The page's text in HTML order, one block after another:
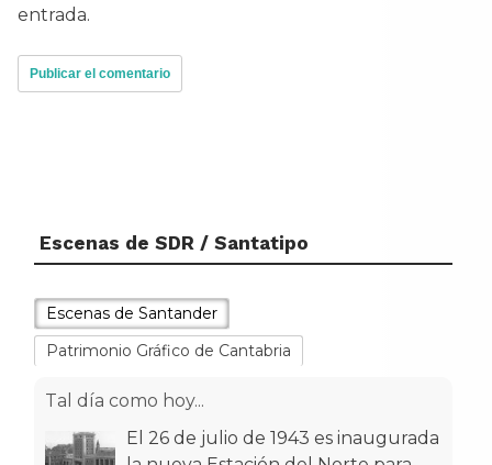
entrada.
Escenas de SDR / Santatipo
Escenas de Santander
Patrimonio Gráfico de Cantabria
Tal día como hoy...
El 26 de julio de 1943 es inaugurada